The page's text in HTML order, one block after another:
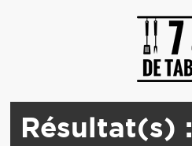
Résultat(s)